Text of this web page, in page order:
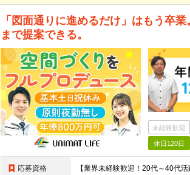
「図面通りに進めるだけ」はもう卒
まで提案できる。
未経験歓迎
休日120日
応募資格